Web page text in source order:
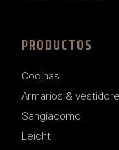
PRODUCTOS
Cocinas
Armarios &
Sangiacomo
Leicht